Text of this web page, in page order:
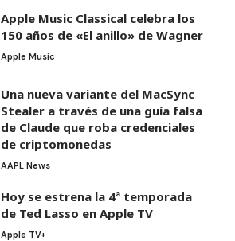
Apple Music Classical celebra los
150 años de «El anillo» de Wagner
Apple Music
Una nueva variante del MacSync
Stealer a través de una guía falsa
de Claude que roba credenciales
de criptomonedas
AAPL News
Hoy se estrena la 4ª temporada
de Ted Lasso en Apple TV
Apple TV+